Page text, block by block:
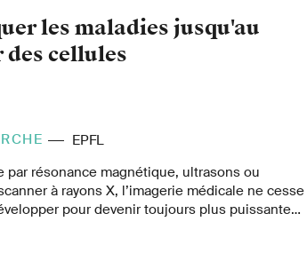
les maladies jusqu'au
cellules
EPFL
par résonance magnétique, ultrasons ou
à rayons X, l’imagerie médicale ne cesse
pour devenir toujours plus puissante